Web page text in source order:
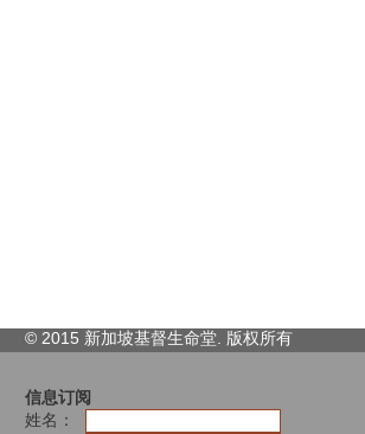
© 2015 新加坡基督生命堂. 版权所有
信息订阅
姓名：